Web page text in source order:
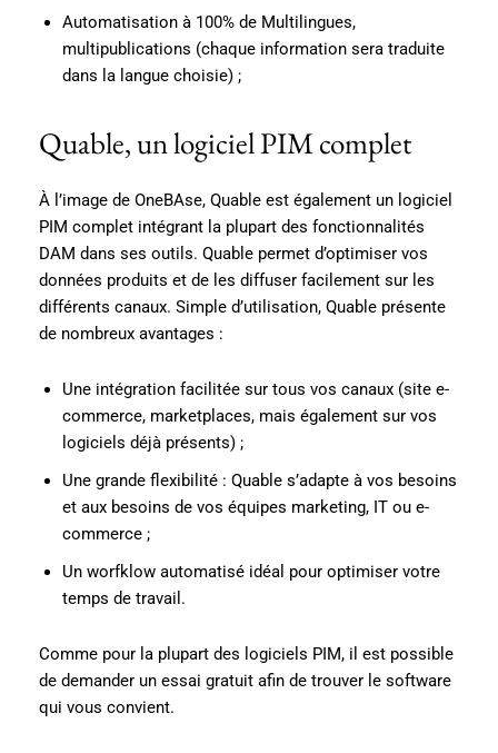
Automatisation à 100% de Multilingues,
multipublications (chaque information sera traduite
dans la langue choisie) ;
Quable, un logiciel PIM complet
À l’image de OneBAse, Quable est également un logiciel
PIM complet intégrant la plupart des fonctionnalités
DAM dans ses outils. Quable permet d’optimiser vos
données produits et de les diffuser facilement sur les
différents canaux. Simple d’utilisation, Quable présente
de nombreux avantages :
Une intégration facilitée sur tous vos canaux (site e-
commerce, marketplaces, mais également sur vos
logiciels déjà présents) ;
Une grande flexibilité : Quable s’adapte à vos besoins
et aux besoins de vos équipes marketing, IT ou e-
commerce ;
Un worfklow automatisé idéal pour optimiser votre
temps de travail.
Comme pour la plupart des logiciels PIM, il est possible
de demander un essai gratuit afin de trouver le software
qui vous convient.